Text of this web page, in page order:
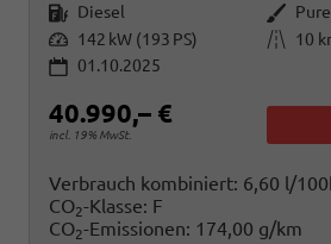
Kraftstoff Diesel Außenfarbe
Leistung 142 kW (193 PS) Kilometerstand
10
01.10.2025
40.990,– €
incl. 19% MwSt.
Verbrauch kombiniert: 6,60 l/
CO2-Klasse: F
CO2-Emissionen: 174,00 g/km